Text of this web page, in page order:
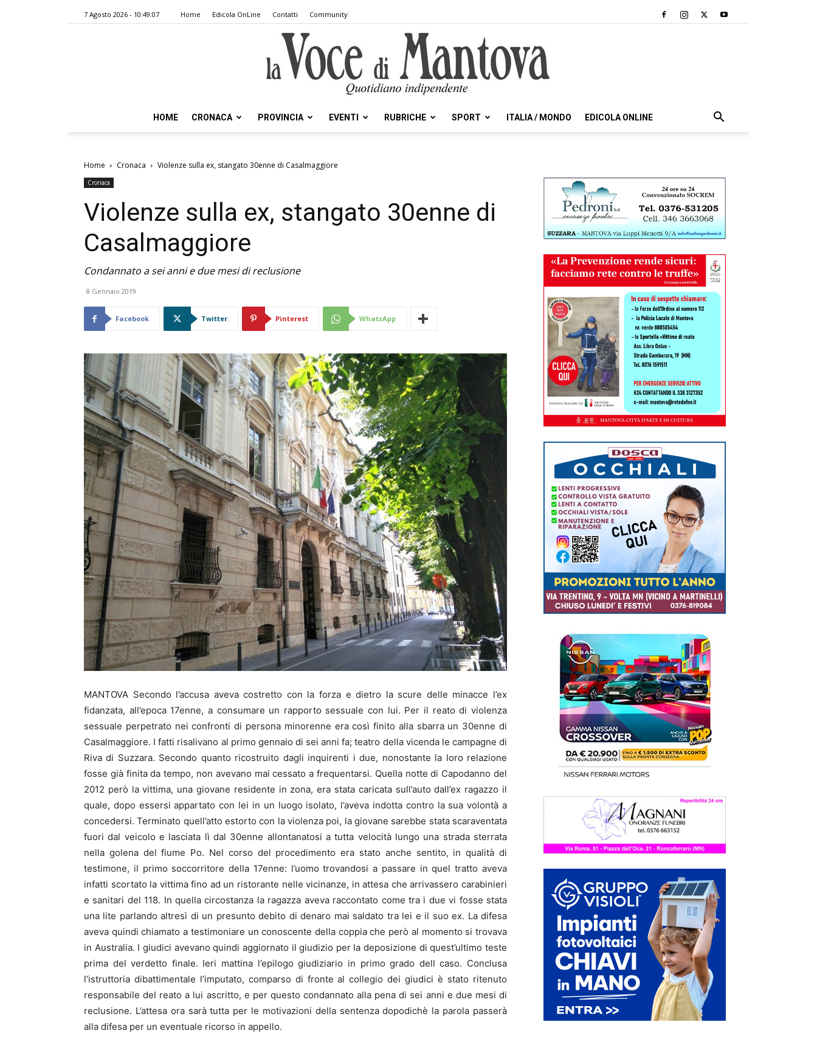
7 Agosto 2026 - 10:49:07 Home Edicola OnLine Contatti Community
Voce
Mantova
HOME CRONACA PROVINCIA EVENTI RUBRICHE SPORT ITALIA / MONDO EDICOLA ONLINE
Home Cronaca Violenze sulla ex, stangato 30enne di Casalmaggiore
Cronaca
Violenze sulla ex, stangato 30enne di
Casalmaggiore
Condannato a sei anni e due mesi di reclusione
8 Gennaio 2019
Facebook Twitter Pinterest WhatsApp
MANTOVA Secondo l’accusa aveva costretto con la forza e dietro la scure delle minacce l’ex
fidanzata, all’epoca 17enne, a consumare un rapporto sessuale con lui. Per il reato di violenza
sessuale perpetrato nei confronti di persona minorenne era così finito alla sbarra un 30enne di
Casalmaggiore. I fatti risalivano al primo gennaio di sei anni fa; teatro della vicenda le campagne di
Riva di Suzzara. Secondo quanto ricostruito dagli inquirenti i due, nonostante la loro relazione
fosse già finita da tempo, non avevano mai cessato a frequentarsi. Quella notte di Capodanno del
2012 però la vittima, una giovane residente in zona, era stata caricata sull’auto dall’ex ragazzo il
quale, dopo essersi appartato con lei in un luogo isolato, l’aveva indotta contro la sua volontà a
concedersi. Terminato quell’atto estorto con la violenza poi, la giovane sarebbe stata scaraventata
fuori dal veicolo e lasciata lì dal 30enne allontanatosi a tutta velocità lungo una strada sterrata
nella golena del fiume Po. Nel corso del procedimento era stato anche sentito, in qualità di
testimone, il primo soccorritore della 17enne: l’uomo trovandosi a passare in quel tratto aveva
infatti scortato la vittima fino ad un ristorante nelle vicinanze, in attesa che arrivassero carabinieri
e sanitari del 118. In quella circostanza la ragazza aveva raccontato come tra i due vi fosse stata
una lite parlando altresì di un presunto debito di denaro mai saldato tra lei e il suo ex. La difesa
aveva quindi chiamato a testimoniare un conoscente della coppia che però al momento si trovava
in Australia. I giudici avevano quindi aggiornato il giudizio per la deposizione di quest’ultimo teste
prima del verdetto finale. Ieri mattina l’epilogo giudiziario in primo grado dell caso. Conclusa
l’istruttoria dibattimentale l’imputato, comparso di fronte al collegio dei giudici è stato ritenuto
responsabile del reato a lui ascritto, e per questo condannato alla pena di sei anni e due mesi di
reclusione. L’attesa ora sarà tutta per le motivazioni della sentenza dopodichè la parola passerà
alla difesa per un eventuale ricorso in appello.